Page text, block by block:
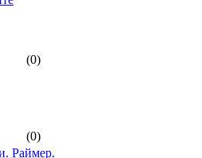
(0)
(0)
Раймер.